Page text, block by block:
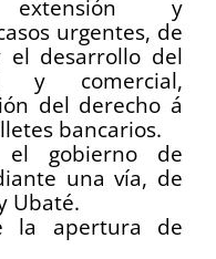
y
urgentes, de
desarrollo del
y comercial,
del derecho á
bancarios.
gobierno de
una vía, de
Ubaté.
la apertura de